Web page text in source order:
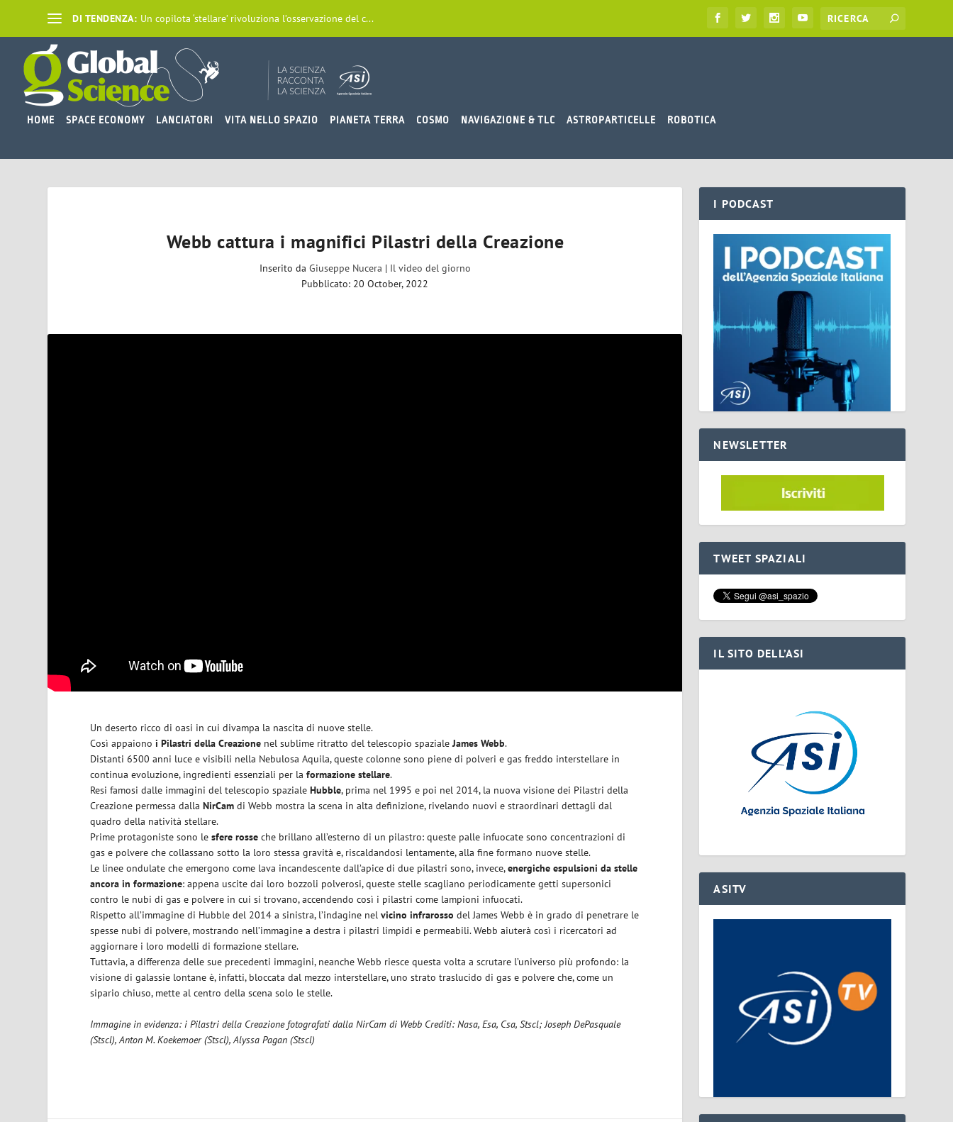
DI TENDENZA: Un copilota ‘stellare’ rivoluziona l’osservazione del c...
HOME SPACE ECONOMY LANCIATORI VITA NELLO SPAZIO PIANETA TERRA COSMO NAVIGAZIONE & TLC ASTROPARTICELLE ROBOTICA
Webb cattura i magnifici Pilastri della Creazione
Inserito da Giuseppe Nucera | Il video del giorno
Pubblicato: 20 October, 2022
Un deserto ricco di oasi in cui divampa la nascita di nuove stelle.
Così appaionoi Pilastri della Creazione nel sublime ritratto del telescopio spazialeJames Webb.
Distanti 6500 anni luce e visibili nella Nebulosa Aquila, queste colonne sono piene di polveri e gas freddo interstellare in
continua evoluzione, ingredienti essenziali per laformazione stellare.
Resi famosi dalle immagini del telescopio spazialeHubble, prima nel 1995 e poi nel 2014, la nuova visione dei Pilastri della
Creazione permessa dallaNirCam di Webb mostra la scena in alta definizione, rivelando nuovi e straordinari dettagli dal
quadro della natività stellare.
Prime protagoniste sono lesfere rosse che brillano all’esterno di un pilastro: queste palle infuocate sono concentrazioni di
gas e polvere che collassano sotto la loro stessa gravità e, riscaldandosi lentamente, alla fine formano nuove stelle.
Le linee ondulate che emergono come lava incandescente dall’apice di due pilastri sono, invece,energiche espulsioni da stelle
ancora in formazione: appena uscite dai loro bozzoli polverosi, queste stelle scagliano periodicamente getti supersonici
contro le nubi di gas e polvere in cui si trovano, accendendo così i pilastri come lampioni infuocati.
Rispetto all’immagine di Hubble del 2014 a sinistra, l’indagine nelvicino infrarosso del James Webb è in grado di penetrare le
spesse nubi di polvere, mostrando nell’immagine a destra i pilastri limpidi e permeabili. Webb aiuterà così i ricercatori ad
aggiornare i loro modelli di formazione stellare.
Tuttavia, a differenza delle sue precedenti immagini, neanche Webb riesce questa volta a scrutare l’universo più profondo: la
visione di galassie lontane è, infatti, bloccata dal mezzo interstellare, uno strato traslucido di gas e polvere che, come un
sipario chiuso, mette al centro della scena solo le stelle.
Immagine in evidenza: i Pilastri della Creazione fotografati dalla NirCam di Webb Crediti: Nasa, Esa, Csa, Stscl; Joseph DePasquale
(Stscl), Anton M. Koekemoer (Stscl), Alyssa Pagan (Stscl)
I PODCAST
NEWSLETTER
TWEET SPAZIALI
IL SITO DELL’ASI
ASITV